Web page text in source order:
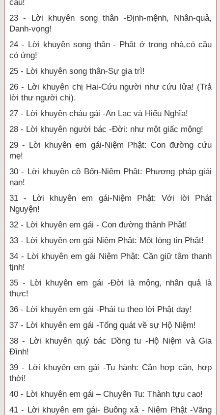
cầu!
23 - Lời khuyên song thân -Định-mệnh, Nhân-quả,
Danh-vọng!
24 - Lời khuyên song thân - Phật ở trong nhà,có cầu
có ứng!
25 - Lời khuyên song thân-Sự gia trì!
26 - Lời khuyên chị Hai-Cứu người như cứu lửa! (Trả
lời thư người chị).
27 - Lời khuyên cháu gái -An Lạc và Hiếu Nghĩa!
28 - Lời khuyên người bác -Đời: như một giấc mộng!
29 - Lời khuyên em gái-Niệm Phật: Con đường cứu
mẹ!
30 - Lời khuyên cô Bốn-Niệm Phật: Phương pháp giải
nạn!
31 - Lời khuyên em gái-Niệm Phật: Với lời Phát
Nguyện!
32 - Lời khuyên em gái - Con đường thành Phật!
33 - Lời khuyên em gái Niệm Phật: Một lòng tin Phật!
34 - Lời khuyên em gái Niệm Phật: Cần giữ tâm thanh
tịnh!
35 - Lời khuyên em gái -Đời là mộng, nhân quả là
thực!
36 - Lời khuyên em gái -Phải tu theo lời Phật dạy!
37 - Lời khuyên em gái -Tổng quát về sự Hộ Niệm!
38 - Lời khuyên quý bác Dồng tu -Hộ Niệm và Gia
Đình!
39 - Lời khuyên em gái -Tu hành: Cần hợp căn, hợp
thời!
40 - Lời khuyên em gái – Chuyên Tu: Thành tựu cao!
41 - Lời khuyên em gái- Buông xả - Niệm Phật -Vãng